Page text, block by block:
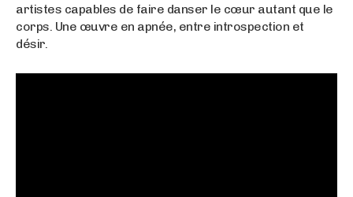
artistes capables de faire danser le cœur autant que le
corps. Une œuvre en apnée, entre introspection et
désir.